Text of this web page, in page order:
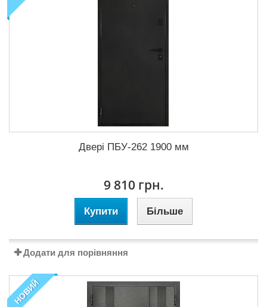
Двері ПБУ-262 1900 мм
9 810 грн.
Купити Більше
Додати для порівняння
НОВИЙ